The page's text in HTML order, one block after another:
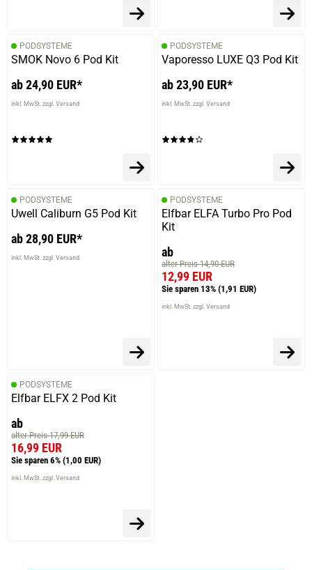
PODSYSTEME
SMOK Novo 6 Pod Kit
ab 24,90 EUR*
inkl. MwSt. zzgl. Versand
PODSYSTEME
Vaporesso LUXE Q3 Pod Kit
ab 23,90 EUR*
inkl. MwSt. zzgl. Versand
PODSYSTEME
Uwell Caliburn G5 Pod Kit
ab 28,90 EUR*
inkl. MwSt. zzgl. Versand
PODSYSTEME
Elfbar ELFA Turbo Pro Pod
Kit
ab
alter Preis 14,90 EUR
12,99 EUR
Sie sparen 13% (1,91 EUR)
inkl. MwSt. zzgl. Versand
PODSYSTEME
Elfbar ELFX 2 Pod Kit
ab
alter Preis 17,99 EUR
16,99 EUR
Sie sparen 6% (1,00 EUR)
inkl. MwSt. zzgl. Versand